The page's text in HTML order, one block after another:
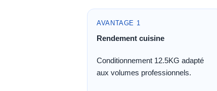
AVANTAGE 1
Rendement cuisine
Conditionnement 12.5KG adapté
aux volumes professionnels.